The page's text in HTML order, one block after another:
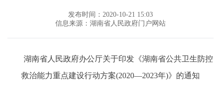
发布时间：2020-10-21 15:03
信息来源：湖南省人民政府门户网站
湖南省人民政府办公厅关于印发《湖南省公共卫生防控
救治能力重点建设行动方案(2020—2023年)》的通知